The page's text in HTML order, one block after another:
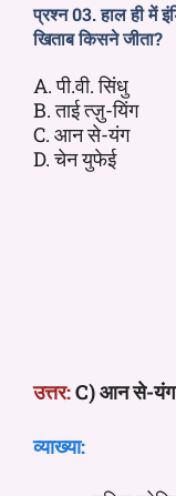
प्रश्न 03. हाल ही में
खिताब किसने जीता?
A. पी.वी. सिंधु
B. ताई त्ज़ु-यिंग
C. आन से-यंग
D. चेन युफेई
उत्तर:C) आन से-यंग
व्याख्या: